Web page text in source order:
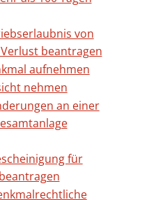
von
beantragen
aufnehmen
nehmen
an einer
für